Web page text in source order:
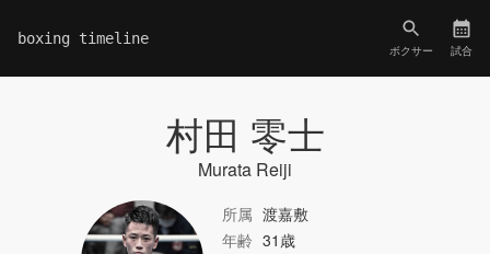
boxing timeline
ボクサー 試合
村田 零士
Murata Reiji
所属 渡嘉敷
年齢 31歳